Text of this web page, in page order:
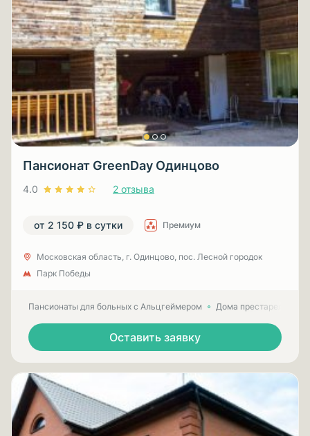
Пансионат GreenDay Одинцово
4.0 2 отзыва
от 2 150 ₽ в сутки Премиум
Московская область, г. Одинцово, пос. Лесной городок
Парк Победы
Пансионаты для больных с Альцгеймером Дома престарелых
Оставить заявку